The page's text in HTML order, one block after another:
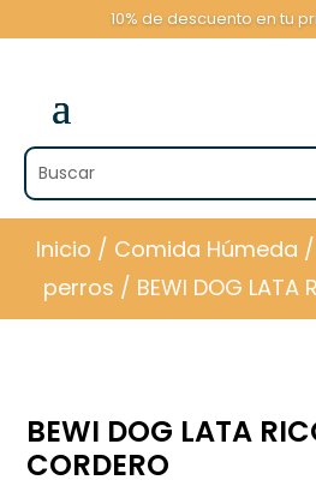
10% de descuento en tu
Inicio / Comida Húmeda /
perros / BEWI DOG LATA
BEWI DOG LATA
CORDERO